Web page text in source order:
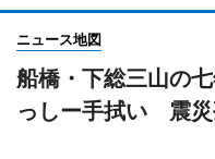
ニュース地図
船橋・下総三山の
っしー手拭い 震災